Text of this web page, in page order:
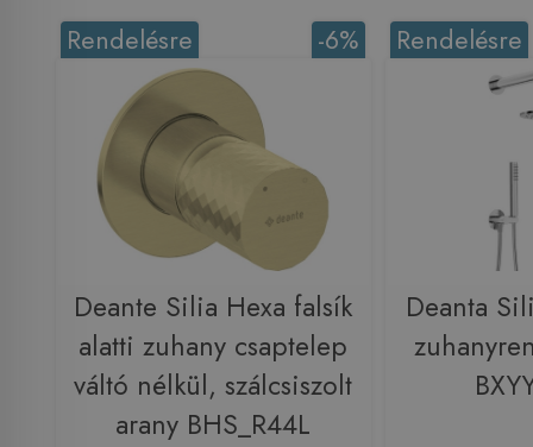
-6%
Rendelésre
Deante Silia Hexa falsík
alatti zuhany csaptelep
váltó nélkül, szálcsiszolt
arany BHS_R44L
Rendelésre
Deanta